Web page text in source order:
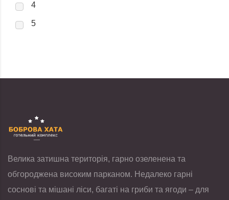
4
5
Велика затишна територія, гарно озеленена та
обгороджена високим парканом. Недалеко гарні
соснові та мішані ліси, багаті на гриби та ягоди – для